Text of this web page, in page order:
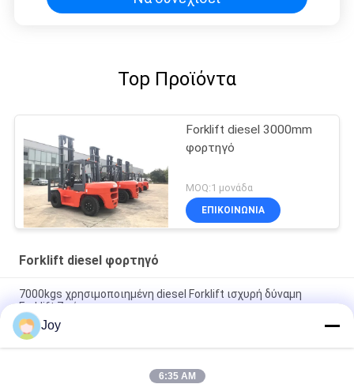
Top Προϊόντα
Forklift diesel 3000mm
φορτηγό
MOQ:1 μονάδα
ΕΠΙΚΟΙΝΩΝΙΑ
Forklift diesel φορτηγό
7000kgs χρησιμοποιημένη diesel Forklift ισχυρή δύναμη
Forklift 7 τόνου
Forklift diesel FD100 10T πνευματικό ελαστικό αυτοκινήτου
καμπινών φορτηγών πλήρες
Joy
6:35 AM